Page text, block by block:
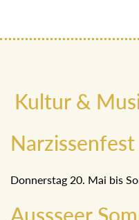
Kultur &
Narzissenfest
Donnerstag 20. Mai bis
Aussseer